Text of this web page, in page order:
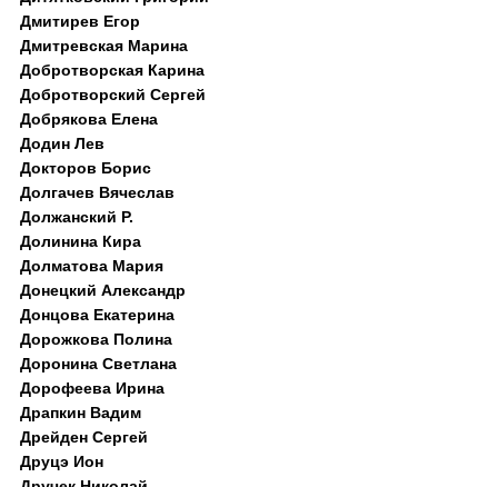
Дмитирев Егор
Дмитревская Марина
Добротворская Карина
Добротворский Сергей
Добрякова Елена
Додин Лев
Докторов Борис
Долгачев Вячеслав
Должанский Р.
Долинина Кира
Долматова Мария
Донецкий Александр
Донцова Екатерина
Дорожкова Полина
Доронина Светлана
Дорофеева Ирина
Драпкин Вадим
Дрейден Сергей
Друцэ Ион